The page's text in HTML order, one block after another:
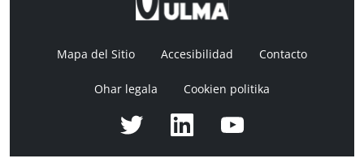
Mapa del Sitio Accesibilidad Contacto
Ohar legala Cookien politika